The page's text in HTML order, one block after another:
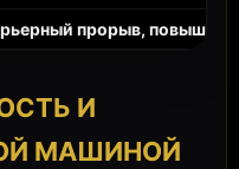
прорыв,
И
МАШИНОЙ